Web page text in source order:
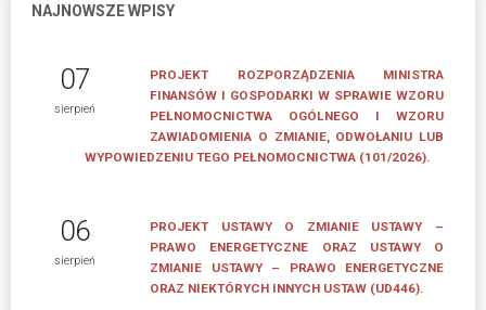
FORMULARZE
ZGŁOSZENIOWE
zgłoszeniowy
dla
NAJNOWSZE WPISY
07
sierpień
PROJEKT ROZPORZĄDZENIA MINISTRA
FINANSÓW I GOSPODARKI W SPRAWIE WZORU
PEŁNOMOCNICTWA OGÓLNEGO I WZORU
ZAWIADOMIENIA O ZMIANIE, ODWOŁANIU LUB
WYPOWIEDZENIU TEGO PEŁNOMOCNICTWA (101/2026).
06
sierpień
PROJEKT USTAWY O ZMIANIE USTAWY –
PRAWO ENERGETYCZNE ORAZ USTAWY O
ZMIANIE USTAWY – PRAWO ENERGETYCZNE
ORAZ NIEKTÓRYCH INNYCH USTAW (UD446).